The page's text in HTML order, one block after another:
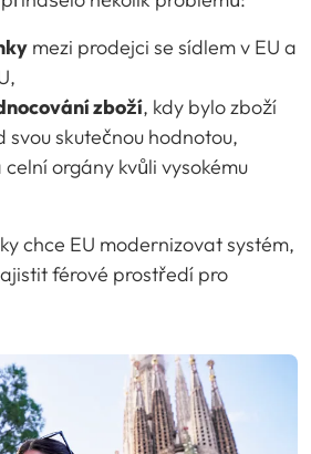
mezi prodejci se sídlem v EU a
zboží, kdy bylo zboží
skutečnou hodnotou,
celní orgány kvůli vysokému
chce EU modernizovat systém,
férové prostředí pro